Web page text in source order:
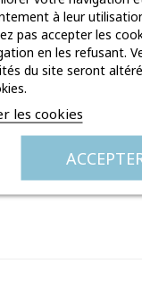
à leur
pas accepter les
en les refusant.
du site seront
les cookies